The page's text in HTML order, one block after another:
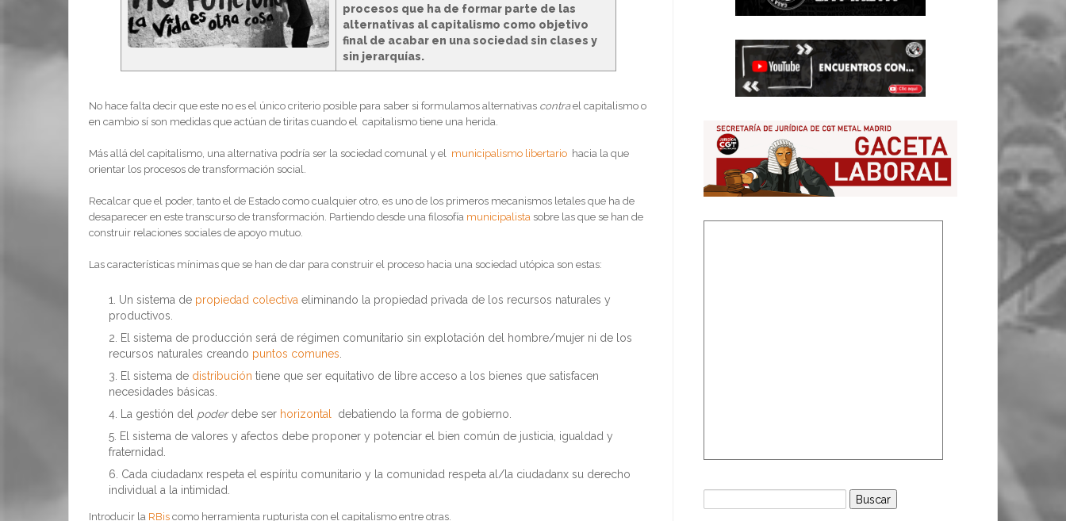
procesos que ha de formar parte de las
alternativas al capitalismo como objetivo
final de acabar en una sociedad sin clases y
sin jerarquías.
No hace falta decir que este no es el único criterio posible para saber si formulamos alternativas contrael capitalismo o
en cambio sí son medidas que actúan de tiritas cuando el capitalismo tiene una herida.
Más allá del capitalismo, una alternativa podría ser la sociedad comunal y el municipalismo libertario hacia la que
orientar los procesos de transformación social.
Recalcar que el poder, tanto el de Estado como cualquier otro, es uno de los primeros mecanismos letales que ha de
desaparecer en este transcurso de transformación. Partiendo desde una filosofía municipalista sobre las que se han de
construir relaciones sociales de apoyo mutuo.
Las características mínimas que se han de dar para construir el proceso hacia una sociedad utópica son estas:
Un sistema de propiedad colectiva eliminando la propiedad privada de los recursos naturales y
productivos.
El sistema de producción será de régimen comunitario sin explotación del hombre/mujer ni de los
recursos naturales creando puntos comunes
El sistema de distribución tiene que ser equitativo de libre acceso a los bienes que satisfacen
necesidades básicas.
La gestión del poderdebe ser horizontal
debatiendo la forma de gobierno.
El sistema de valores y afectos debe proponer y potenciar el bien común de justicia, igualdad y
fraternidad.
Cada ciudadanx respeta el espíritu comunitario y la comunidad respeta al/la ciudadanx su derecho
individual a la intimidad.
Introducir la RBis como herramienta rupturista con el capitalismo entre otras.
Buscar: